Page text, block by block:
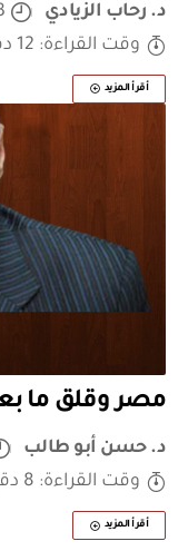
د. رحاب الزيادي
وقت القراءة: 12 دقيقة
أقرأ المزيد
مصر وقلق ما
د. حسن أبو طالب
وقت القراءة: 8 دقيقة
أقرأ المزيد